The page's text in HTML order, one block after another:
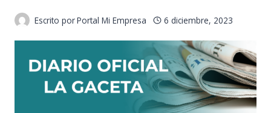
Escrito porPortal Mi Empresa 6 diciembre, 2023